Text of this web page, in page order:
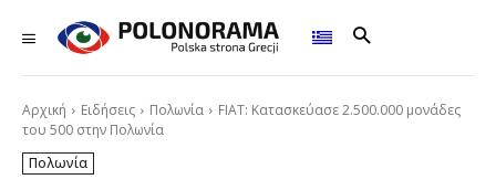
Αρχική Ειδήσεις Πολωνία
FIAT: Κατασκεύασε 2.500.000 μονάδες
του 500 στην Πολωνία
Πολωνία